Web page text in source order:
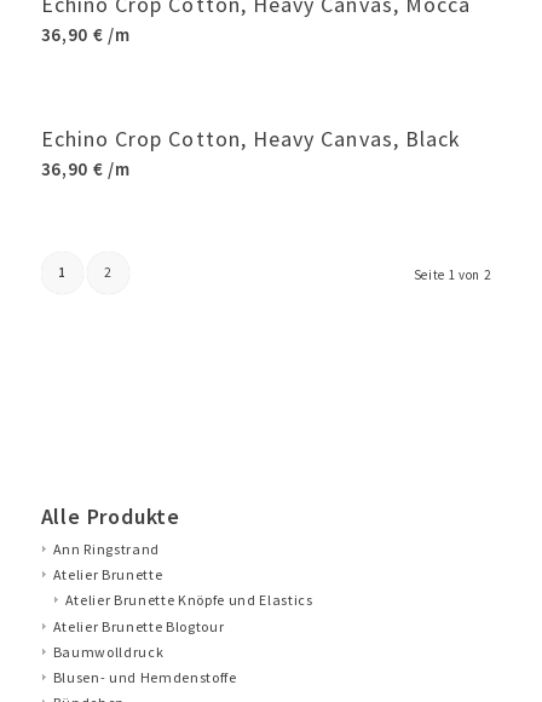
36,90 € /m
Echino Crop Cotton, Heavy Canvas, Black
36,90 € /m
Seite 1 von 2
1 2
Alle Produkte
Ann Ringstrand
Atelier Brunette
Atelier Brunette Knöpfe und Elastics
Atelier Brunette Blogtour
Baumwolldruck
Blusen- und Hemdenstoffe